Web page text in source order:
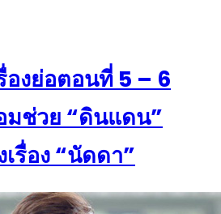
องย่อตอนที่ 5 – 6
ช่วย “ดินแดน”
รื่อง “นัดดา”